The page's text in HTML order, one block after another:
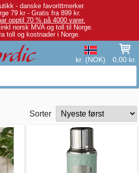
- danske favorittmerker.
79 kr - Gratis fra 899 kr.
opptil 70 % på 4000 varer.
norsk MVA og toll til Norge.
toll og kostnader i Norge.
kr. (NOK) 0,00 kr.
Sorter